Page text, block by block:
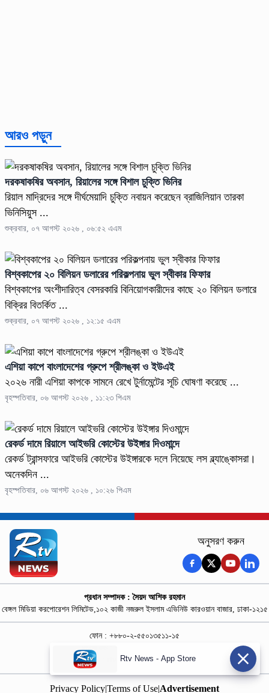
আরও পড়ুন
দরকষাকষির অবসান, রিয়ালের সঙ্গে বিশাল চুক্তি ভিনির
রিয়াল মাদ্রিদের সঙ্গে দীর্ঘমেয়াদি চুক্তি নবায়ন করেছেন ব্রাজিলিয়ান তারকা
ভিনিসিয়ুস ...
শুক্রবার, ০৭ আগস্ট ২০২৬ , ০৬:৫২ এএম
বিশ্বকাপের ২০ বিলিয়ন ডলারের পরিকল্পনায় ভুল স্বীকার ফিফার
বিশ্বকাপের অংশীদারিত্ব বেসরকারি বিনিয়োগকারীদের কাছে ২০ বিলিয়ন ডলারে
বিক্রির বিতর্কিত ...
শুক্রবার, ০৭ আগস্ট ২০২৬ , ১২:১৫ এএম
এশিয়া কাপে বাংলাদেশের গ্রুপে শ্রীলঙ্কা ও ইউএই
২০২৬ নারী এশিয়া কাপকে সামনে রেখে টুর্নামেন্টের সূচি ঘোষণা করেছে ...
বৃহস্পতিবার, ০৬ আগস্ট ২০২৬ , ১১:২৩ পিএম
রেকর্ড দামে রিয়ালে আইভরি কোস্টের উইঙ্গার দিওমান্দে
রেকর্ড ট্রান্সফারে আইভরি কোস্টের উইঙ্গারকে দলে নিয়েছে লস ব্ল্যাঙ্কোসরা।
অনেকদিন ...
বৃহস্পতিবার, ০৬ আগস্ট ২০২৬ , ১০:২৬ পিএম
অনুসরণ করুন
প্রধান সম্পাদক : সৈয়দ আশিক রহমান
বেঙ্গল মিডিয়া করপোরেশন লিমিটেড,১০২ কাজী নজরুল ইসলাম এভিনিউ কারওয়ান বাজার, ঢাকা-১২১৫
ফোন : +৮৮০-২-৫৫০১৩৫১১-১৫
বিজ্ঞাপন :
rtvdigitalad@gmail.com
Privacy Policy|Terms of Use|Advertisement
Rtv News - App Store